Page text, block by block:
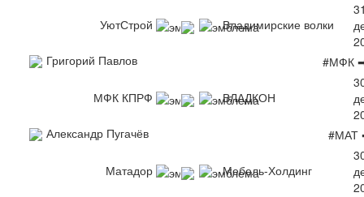
УютСтрой Владимирские волки
Григорий Павлов
#МФК
МФК КПРФ ВЛАДКОН
Александр Пугачёв
#МАТ
Матадор Мебель-Холдинг